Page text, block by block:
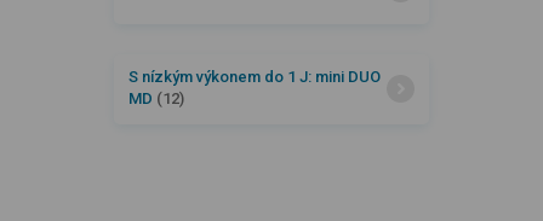
S nízkým výkonem do 1 J: mini DUO
MD (12)